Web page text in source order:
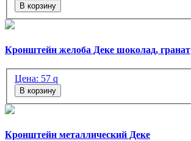
В корзину
Кронштейн желоба Деке шоколад, гранат
Цена: 57 q
В корзину
Кронштейн металлический Деке